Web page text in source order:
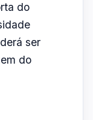
do
ser
do